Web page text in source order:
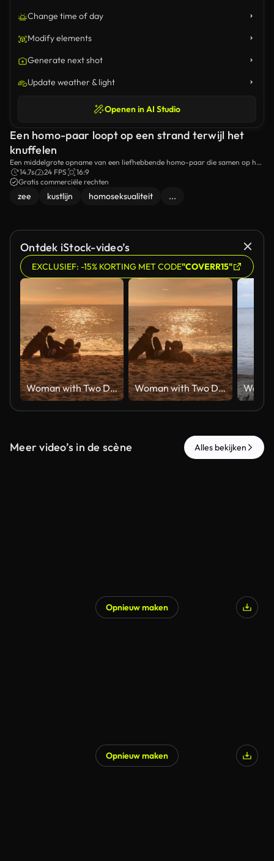
Change time of day
Modify elements
Generate next shot
Update weather & light
Openen in AI Studio
Een homo-paar loopt op een strand terwijl het
knuffelen
Een middelgrote opname van een liefhebbende homo-paar die samen op het
strand loopt bij zonsondergang.
14.7s 24 FPS
16:9
Gratis commerciële rechten
zee kustlijn homoseksualiteit ...
Ontdek iStock-video’s
EXCLUSIEF: -15% KORTING MET CODE"COVERR15"
Woman with Two Dogs on Beach at Sunset Woman with Two Dogs on Beach at Sunset
Meer video’s in de scène Alles bekijken
Opnieuw maken
Opnieuw maken